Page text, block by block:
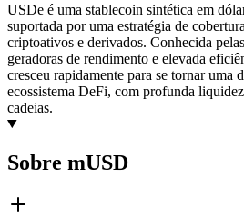
USDe é uma stablecoin sintética em
suportada por uma estratégia de
criptoativos e derivados. Conhecida
geradoras de rendimento e elevada
cresceu rapidamente para se tornar uma
ecossistema DeFi, com profunda
cadeias.
Sobre mUSD